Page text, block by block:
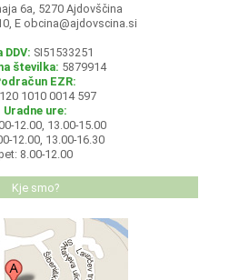
6a, 5270 Ajdovščina
E obcina@ajdovscina.si
DDV: SI51533251
številka: 5879914
EZR:
1010 0014 597
Uradne ure:
12.00, 13.00-15.00
12.00, 13.00-16.30
8.00-12.00
Kje smo?